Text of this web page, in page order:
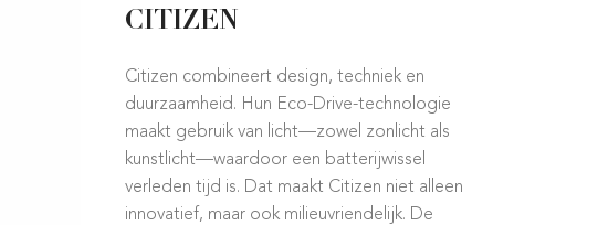
CITIZEN
Citizen combineert design, techniek en
duurzaamheid. Hun Eco-Drive-technologie
maakt gebruik van licht—zowel zonlicht als
kunstlicht—waardoor een batterijwissel
verleden tijd is. Dat maakt Citizen niet alleen
innovatief, maar ook milieuvriendelijk. De